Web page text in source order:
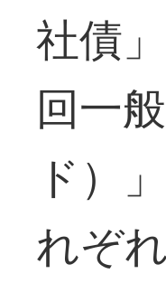
社債
回一
ド）
れぞ